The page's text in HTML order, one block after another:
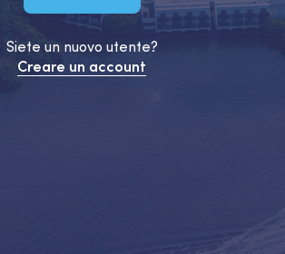
Siete un nuovo utente?
Creare un account